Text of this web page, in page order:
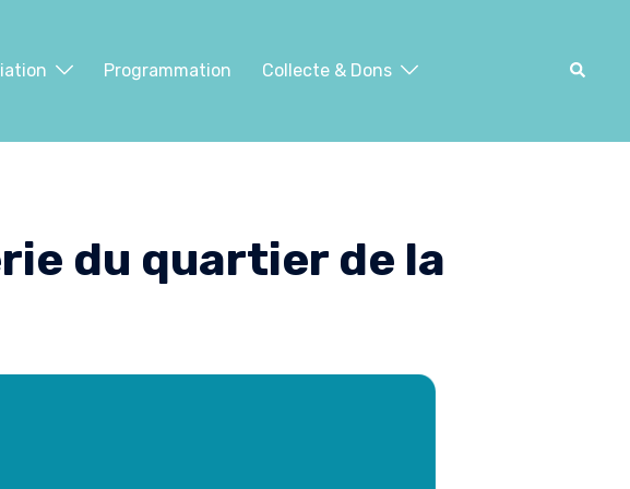
Programmation Collecte & Dons
du quartier de la